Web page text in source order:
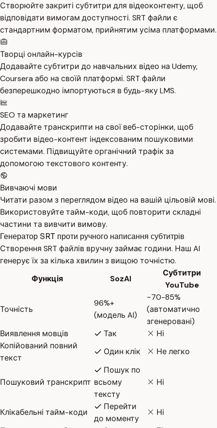
Створюйте закриті субтитри для відеоконтенту, щоб
відповідати вимогам доступності. SRT файли є
стандартним форматом, прийнятим усіма платформами.
Творці онлайн-курсів
Додавайте субтитри до навчальних відео на Udemy,
Coursera або на своїй платформі. SRT файли
безперешкодно імпортуються в будь-яку LMS.
SEO та маркетинг
Додавайте транскрипти на свої веб-сторінки, щоб
зробити відео-контент індексованим пошуковими
системами. Підвищуйте органічний трафік за
допомогою текстового контенту.
Вивчаючі мови
Читати разом з переглядом відео на вашій цільовій мові.
Використовуйте тайм-коди, щоб повторити складні
частини та вивчити вимову.
Генератор SRT проти ручного написання субтитрів
Створення SRT файлів вручну займає години. Наш AI
генерує їх за кілька хвилин з вищою точністю.
Функція
SozAI
Субтитри
YouTube
Точність
96%+
(модель AI)
~70-85%
(автоматично
згенеровані)
Виявлення мовців
Так
Ні
Копійований повний
текст
Один клік Не легко
Пошуковий транскрипт
Пошук по
всьому
тексту
Ні
Клікабельні тайм-коди
Перейти
до моменту
Ні